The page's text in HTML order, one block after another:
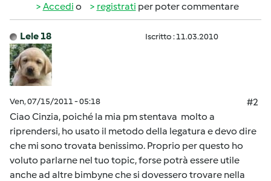
Accedi o registrati per poter commentare
Lele 18 Iscritto : 11.03.2010
Ven, 07/15/2011 - 05:18
#2
Ciao Cinzia, poiché la mia pm stentava molto a
riprendersi, ho usato il metodo della legatura e devo dire
che mi sono trovata benissimo. Proprio per questo ho
voluto parlarne nel tuo topic, forse potrà essere utile
anche ad altre bimbyne che si dovessero trovare nella